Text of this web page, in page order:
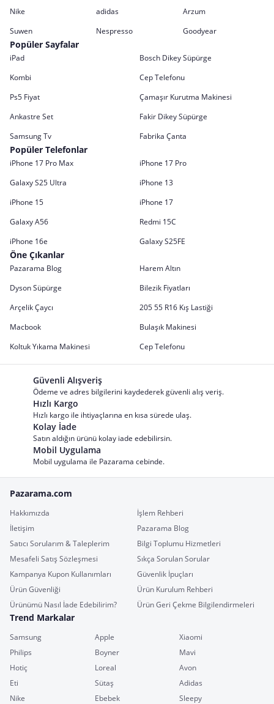
Nike adidas
Arzum
Suwen
Nespresso Goodyear
Popüler Sayfalar
iPad
Bosch Dikey Süpürge
Kombi
Cep Telefonu
Ps5 Fiyat
Çamaşır Kurutma Makinesi
Ankastre Set
Fakir Dikey Süpürge
Samsung Tv
Fabrika Çanta
Popüler Telefonlar
iPhone 17 Pro Max
iPhone 17 Pro
Galaxy S25 Ultra
iPhone 13
iPhone 15
iPhone 17
Galaxy A56
Redmi 15C
iPhone 16e
Galaxy S25FE
Öne Çıkanlar
Pazarama Blog
Harem Altın
Dyson Süpürge
Bilezik Fiyatları
Arçelik Çaycı
205 55 R16 Kış Lastiği
Macbook
Bulaşık Makinesi
Koltuk Yıkama Makinesi
Cep Telefonu
Güvenli Alışveriş
Ödeme ve adres bilgilerini kaydederek güvenli alış veriş.
Hızlı Kargo
Hızlı kargo ile ihtiyaçlarına en kısa sürede ulaş.
Kolay İade
Satın aldığın ürünü kolay iade edebilirsin.
Mobil Uygulama
Mobil uygulama ile Pazarama cebinde.
Pazarama.com
Hakkımızda
İşlem Rehberi
İletişim
Pazarama Blog
Satıcı Sorularım & Taleplerim
Bilgi Toplumu Hizmetleri
Mesafeli Satış Sözleşmesi
Sıkça Sorulan Sorular
Kampanya Kupon Kullanımları
Güvenlik İpuçları
Ürün Güvenliği
Ürün Kurulum Rehberi
Ürünümü Nasıl İade Edebilirim?
Ürün Geri Çekme Bilgilendirmeleri
Trend Markalar
Samsung Apple
Xiaomi
Philips
Boyner
Mavi
Hotiç
Loreal
Avon
Eti
Sütaş
Adidas
Nike
Ebebek
Sleepy